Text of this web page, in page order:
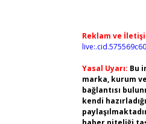
Reklam ve
Yasal Uyarı: Bu
marka, kurum
bağlantısı
kendi